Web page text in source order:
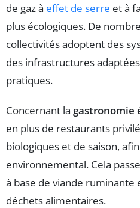
de gaz à effet de serre et à
plus écologiques. De
collectivités adoptent des
des infrastructures
pratiques.
Concernant la gastronomie
en plus de restaurants
biologiques et de saison,
environnemental. Cela
à base de viande ruminante
déchets alimentaires.